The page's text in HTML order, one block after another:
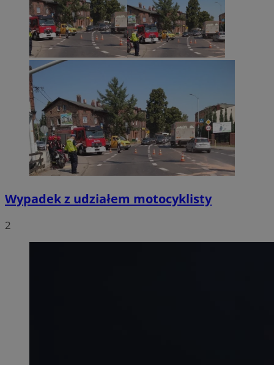
Wypadek z udziałem motocyklisty
2